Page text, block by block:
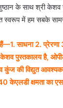
के साथ श्री केशव
स्वरूप में हम सबके
साधना 2.
पुस्तकालय है, ओपीडी
की विद्युत
केएलडी क्षमता का